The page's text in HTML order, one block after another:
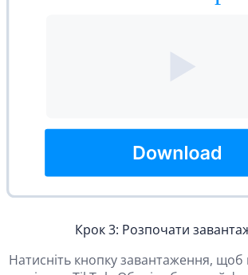
Крок 3: Розпочати
Натисніть кнопку завантаження, щоб